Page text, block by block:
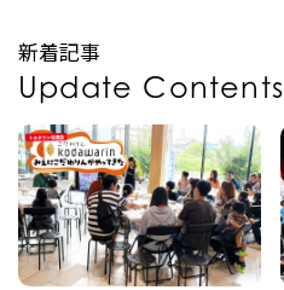
新着記事
Update Contents